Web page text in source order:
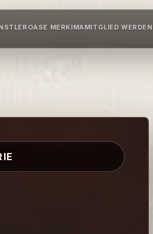
OASE MERKIMA MITGLIED WERDEN